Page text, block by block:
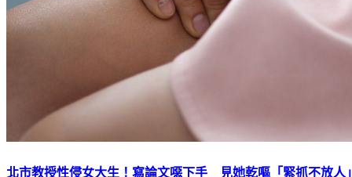
北市教授性侵女大生！寫論文噁下手 見她乾嘔「緊抓不放人